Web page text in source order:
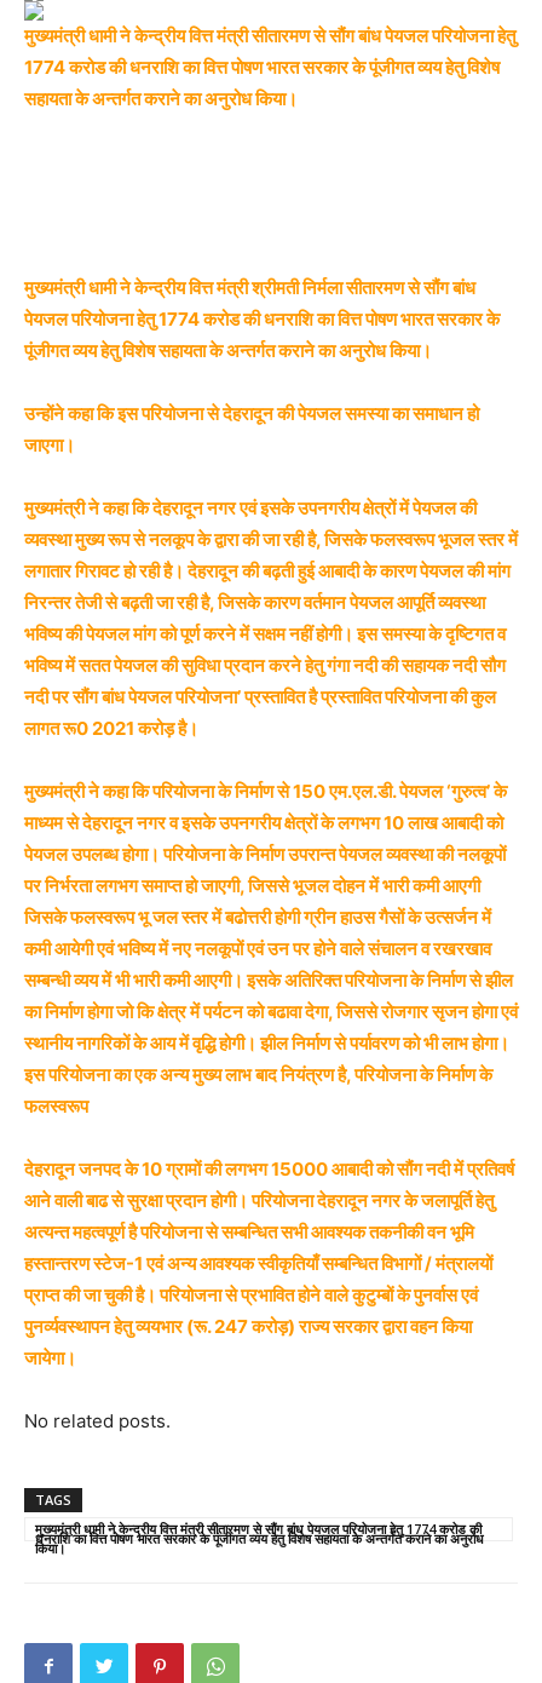
मुख्यमंत्री धामी ने केन्द्रीय वित्त मंत्री सीतारमण से सौंग बांध पेयजल परियोजना हेतु
1774 करोड की धनराशि का वित्त पोषण भारत सरकार के पूंजीगत व्यय हेतु विशेष
सहायता के अन्तर्गत कराने का अनुरोध किया।
मुख्यमंत्री धामी ने केन्द्रीय वित्त मंत्री श्रीमती निर्मला सीतारमण से सौंग बांध
पेयजल परियोजना हेतु 1774 करोड की धनराशि का वित्त पोषण भारत सरकार के
पूंजीगत व्यय हेतु विशेष सहायता के अन्तर्गत कराने का अनुरोध किया।
उन्होंने कहा कि इस परियोजना से देहरादून की पेयजल समस्या का समाधान हो
जाएगा।
मुख्यमंत्री ने कहा कि देहरादून नगर एवं इसके उपनगरीय क्षेत्रों में पेयजल की
व्यवस्था मुख्य रूप से नलकूप के द्वारा की जा रही है, जिसके फलस्वरूप भूजल स्तर में
लगातार गिरावट हो रही है। देहरादून की बढ़ती हुई आबादी के कारण पेयजल की मांग
निरन्तर तेजी से बढ़ती जा रही है, जिसके कारण वर्तमान पेयजल आपूर्ति व्यवस्था
भविष्य की पेयजल मांग को पूर्ण करने में सक्षम नहीं होगी। इस समस्या के दृष्टिगत व
भविष्य में सतत पेयजल की सुविधा प्रदान करने हेतु गंगा नदी की सहायक नदी सौग
नदी पर सौंग बांध पेयजल परियोजना’ प्रस्तावित है प्रस्तावित परियोजना की कुल
लागत रू0 2021 करोड़ है।
मुख्यमंत्री ने कहा कि परियोजना के निर्माण से 150 एम.एल.डी. पेयजल ‘गुरुत्व’ के
माध्यम से देहरादून नगर व इसके उपनगरीय क्षेत्रों के लगभग 10 लाख आबादी को
पेयजल उपलब्ध होगा। परियोजना के निर्माण उपरान्त पेयजल व्यवस्था की नलकूपों
पर निर्भरता लगभग समाप्त हो जाएगी, जिससे भूजल दोहन में भारी कमी आएगी
जिसके फलस्वरूप भू जल स्तर में बढोत्तरी होगी ग्रीन हाउस गैसों के उत्सर्जन में
कमी आयेगी एवं भविष्य में नए नलकूपों एवं उन पर होने वाले संचालन व रखरखाव
सम्बन्धी व्यय में भी भारी कमी आएगी। इसके अतिरिक्त परियोजना के निर्माण से झील
का निर्माण होगा जो कि क्षेत्र में पर्यटन को बढावा देगा, जिससे रोजगार सृजन होगा एवं
स्थानीय नागरिकों के आय में वृद्धि होगी। झील निर्माण से पर्यावरण को भी लाभ होगा।
इस परियोजना का एक अन्य मुख्य लाभ बाद नियंत्रण है, परियोजना के निर्माण के
फलस्वरूप
देहरादून जनपद के 10 ग्रामों की लगभग 15000 आबादी को सौंग नदी में प्रतिवर्ष
आने वाली बाढ से सुरक्षा प्रदान होगी। परियोजना देहरादून नगर के जलापूर्ति हेतु
अत्यन्त महत्वपूर्ण है परियोजना से सम्बन्धित सभी आवश्यक तकनीकी वन भूमि
हस्तान्तरण स्टेज-1 एवं अन्य आवश्यक स्वीकृतियाँ सम्बन्धित विभागों / मंत्रालयों
प्राप्त की जा चुकी है। परियोजना से प्रभावित होने वाले कुटुम्बों के पुनर्वास एवं
पुनर्व्यवस्थापन हेतु व्ययभार (रू. 247 करोड़) राज्य सरकार द्वारा वहन किया
जायेगा।
No related posts.
TAGS
मुख्यमंत्री धामी ने केन्द्रीय वित्त मंत्री सीतारमण से सौंग बांध पेयजल परियोजना हेतु 1774 करोड की
धनराशि का वित्त पोषण भारत सरकार के पूंजीगत व्यय हेतु विशेष सहायता के अन्तर्गत कराने का अनुरोध
किया।